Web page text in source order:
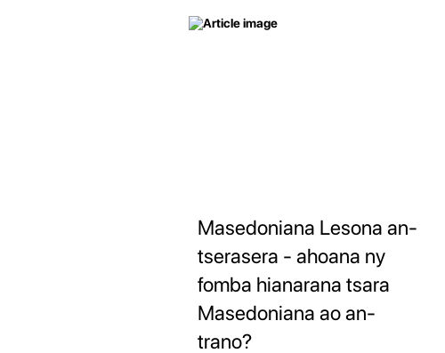
Masedoniana Lesona an-
tserasera - ahoana ny
fomba hianarana tsara
Masedoniana ao an-
trano?